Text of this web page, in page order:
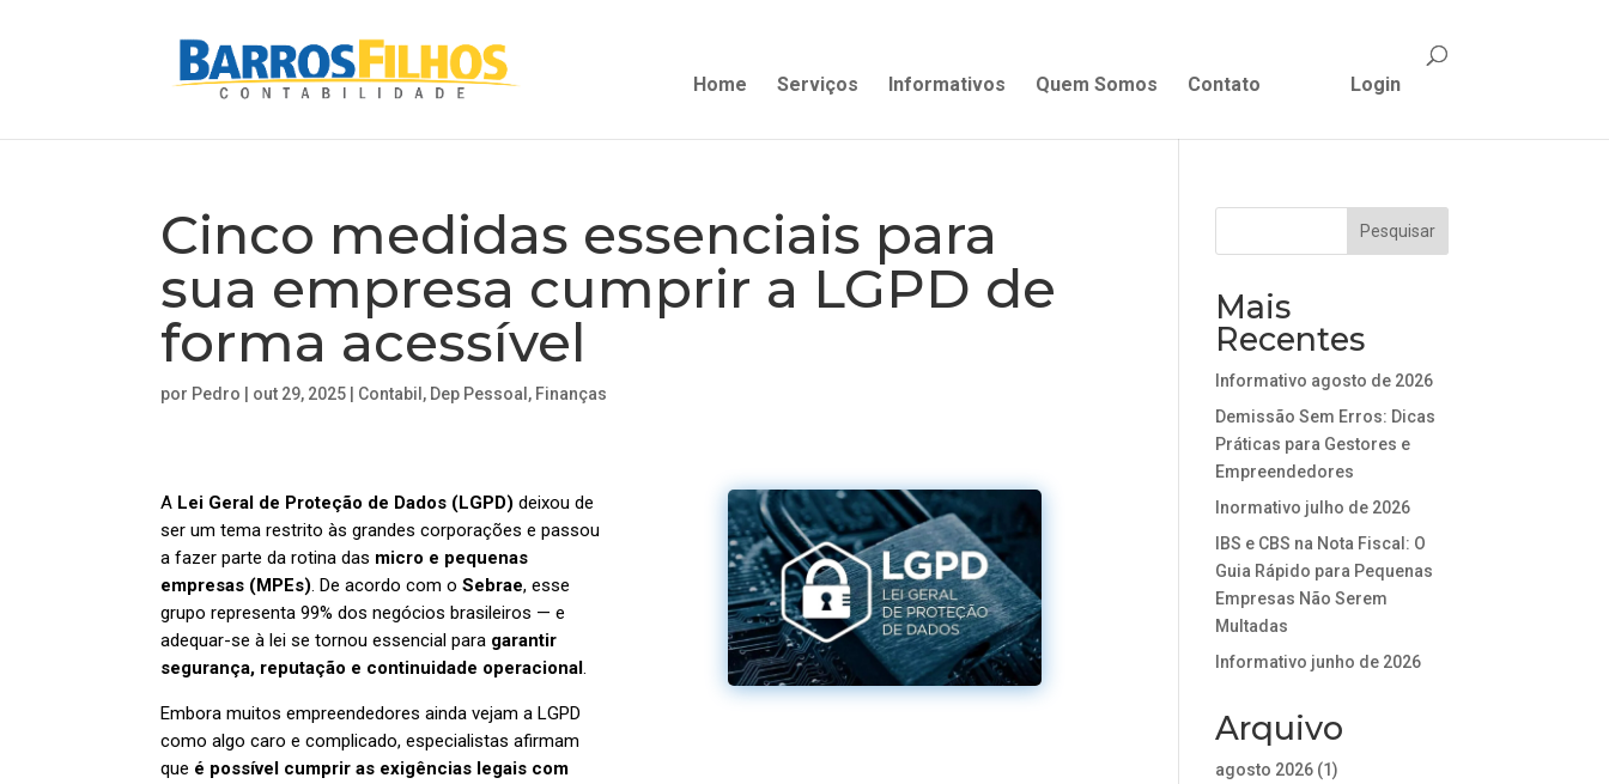
Home Serviços Informativos Quem Somos Contato Login
Cinco medidas essenciais para
sua empresa cumprir a LGPD de
forma acessível
por Pedro out 29, 2025 Contabil , Dep Pessoal , Finanças
A Lei Geral de Proteção de Dados (LGPD) deixou de
ser um tema restrito às grandes corporações e passou
a fazer parte da rotina das micro e pequenas
empresas (MPEs). De acordo com oSebrae, esse
grupo representa 99% dos negócios brasileiros — e
adequar-se à lei se tornou essencial para garantir
segurança, reputação e continuidade operacional.
Embora muitos empreendedores ainda vejam a LGPD
como algo caro e complicado, especialistas afirmam
que é possível cumprir as exigências legais com
Mais
Recentes
Informativo agosto de 2026
Demissão Sem Erros: Dicas
Práticas para Gestores e
Empreendedores
Inormativo julho de 2026
IBS e CBS na Nota Fiscal: O
Guia Rápido para Pequenas
Empresas Não Serem
Multadas
Informativo junho de 2026
Arquivo
agosto 2026 (1)